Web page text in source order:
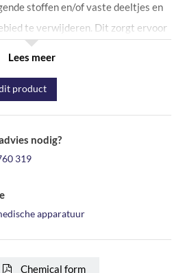
stoffen en/of vaste deeltjes en
te verwijderen. Dit zorgt ervoor
de omgeving beschermt wordt.
System zonder enige externe
de grijze specificaties button te
werkbanken geleverd als
Lees meer
product
nodig?
319
apparatuur
Chemical form